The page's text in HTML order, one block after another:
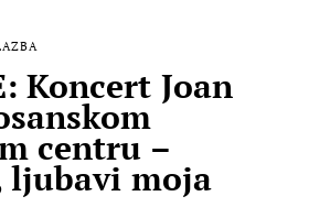
Koncert Joan
centru –
ljubavi moja